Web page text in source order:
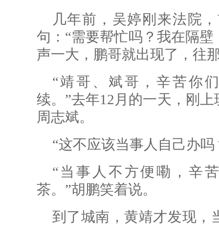
几年前，吴婷刚来法院
句：“需要帮忙吗？我在隔
声一大，鹏哥就出现了，往
“靖哥、斌哥，辛苦你
续。”去年12月的一天，刚
周志斌。
“这不应该当事人自己办
“当事人不方便嘞，辛
茶。”胡鹏笑着说。
到了城南，黄靖才发现，